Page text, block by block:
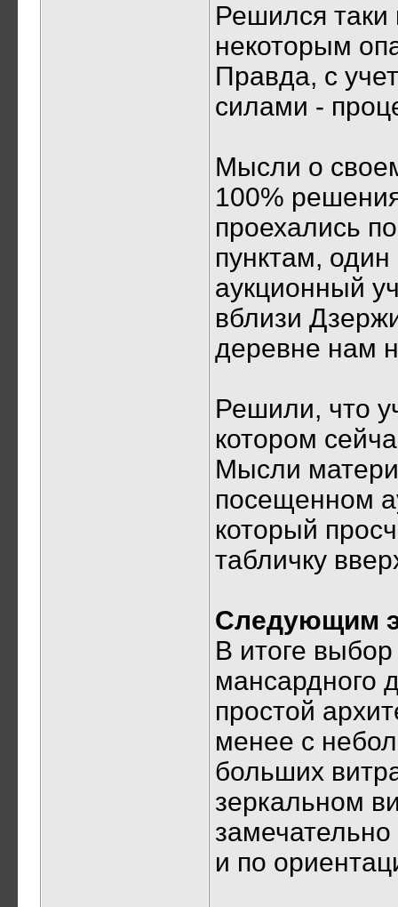
Решился таки
некоторым
Правда, с
силами -
Мысли о
100%
проехались
пунктам,
аукционный
вблизи
деревне нам
Решили, что
котором
Мысли
посещенном
который
табличку
Следующим
В итоге
мансардного
простой
менее с
больших
зеркальном
и по